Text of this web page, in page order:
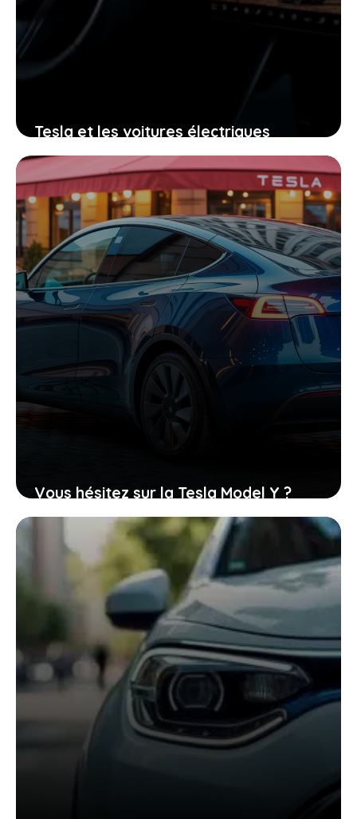
Tesla et les voitures électriques
chinoises : ce que leur copie vous
apprend sur l’innovation
8 décembre 2025
Vous hésitez sur la Tesla Model Y ?
Voici des options électriques qui
pourraient vous séduire
3 juin 2025